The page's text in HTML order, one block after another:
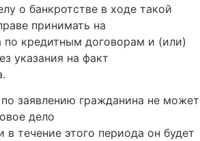
о банкротстве в ходе такой
принимать на
по кредитным договорам и (или)
указания на факт
заявлению гражданина не может
дело
в течение этого периода он будет